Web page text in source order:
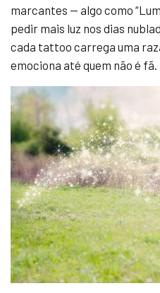
marcantes — algo como
pedir mais luz nos dias
cada tattoo carrega uma
emociona até quem não é fã.